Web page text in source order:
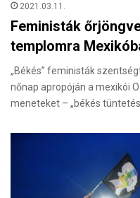
2021.03.11.
Feministák
templomra
„Békés” feministák
nőnap apropóján a mexikói
meneteket – „békés